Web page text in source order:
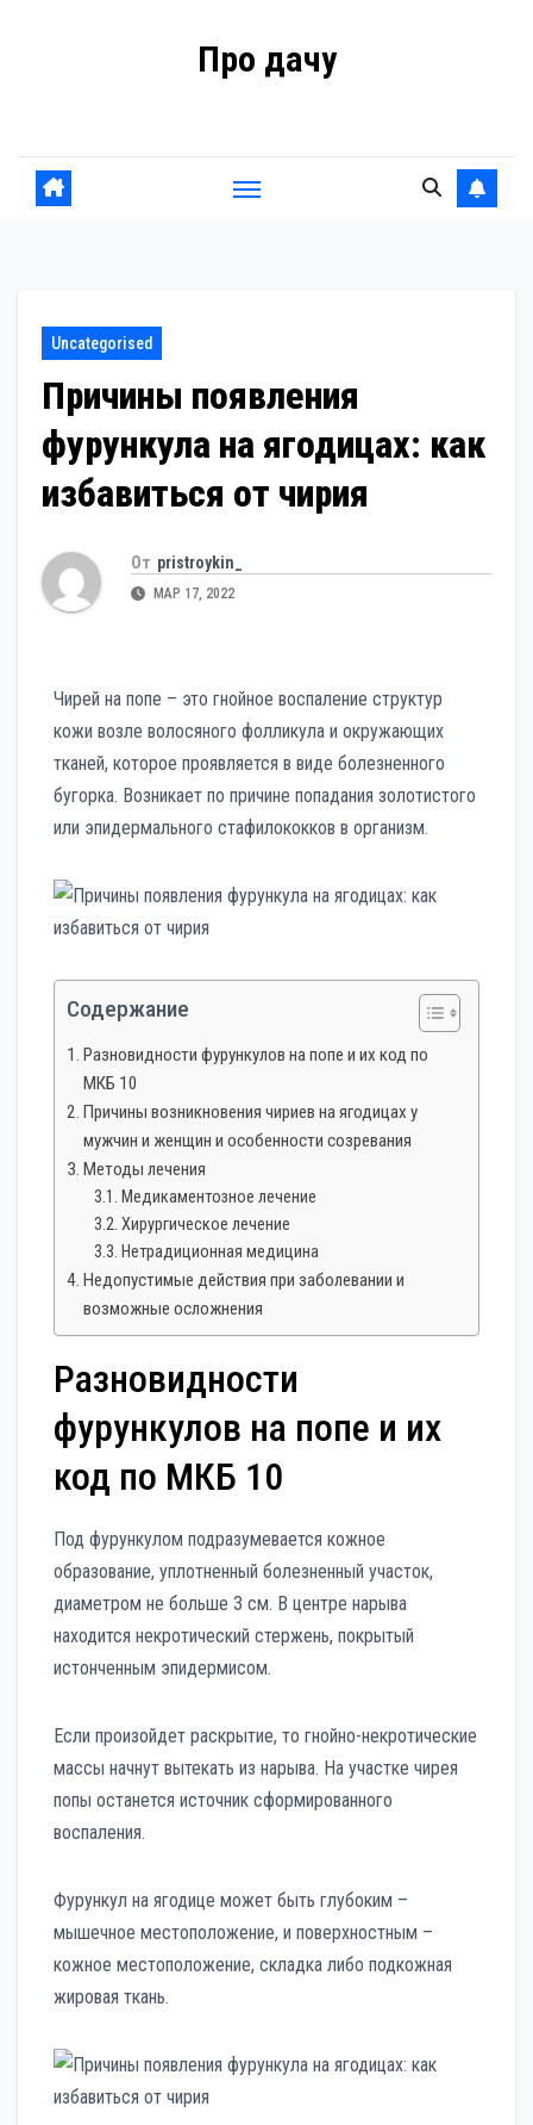
Про дачу
Uncategorised
Причины появления
фурункула на ягодицах: как
избавиться от чирия
От pristroykin_
МАР 17, 2022
Чирей на попе – это гнойное воспаление структур
кожи возле волосяного фолликула и окружающих
тканей, которое проявляется в виде болезненного
бугорка. Возникает по причине попадания золотистого
или эпидермального стафилококков в организм.
Содержание
Разновидности фурункулов на попе и их код по
МКБ 10
Причины возникновения чириев на ягодицах у
мужчин и женщин и особенности созревания
Методы лечения
Медикаментозное лечение
Хирургическое лечение
Нетрадиционная медицина
Недопустимые действия при заболевании и
возможные осложнения
Разновидности
фурункулов на попе и их
код по МКБ 10
Под фурункулом подразумевается кожное
образование, уплотненный болезненный участок,
диаметром не больше 3 см. В центре нарыва
находится некротический стержень, покрытый
истонченным эпидермисом.
Если произойдет раскрытие, то гнойно-некротические
массы начнут вытекать из нарыва. На участке чирея
попы останется источник сформированного
воспаления.
Фурункул на ягодице может быть глубоким –
мышечное местоположение, и поверхностным –
кожное местоположение, складка либо подкожная
жировая ткань.